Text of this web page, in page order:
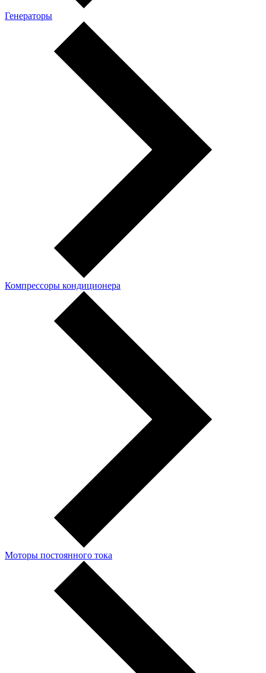
Генераторы
Компрессоры кондиционера
Моторы постоянного тока